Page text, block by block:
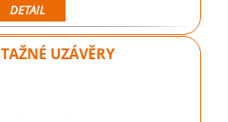
DETAIL
UZÁVĚRY